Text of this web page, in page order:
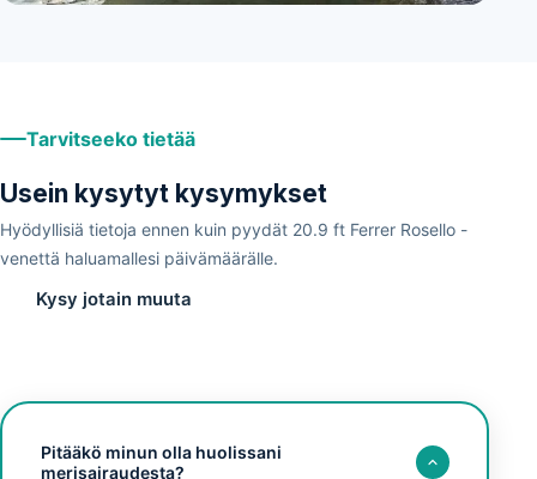
Tarvitseeko tietää
Usein kysytyt kysymykset
Hyödyllisiä tietoja ennen kuin pyydät 20.9 ft Ferrer Rosello -
venettä haluamallesi päivämäärälle.
Kysy jotain muuta
Pitääkö minun olla huolissani
merisairaudesta?